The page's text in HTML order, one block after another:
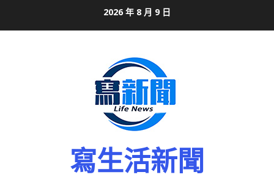
2026 年 8 月 9 日
寫生活新聞